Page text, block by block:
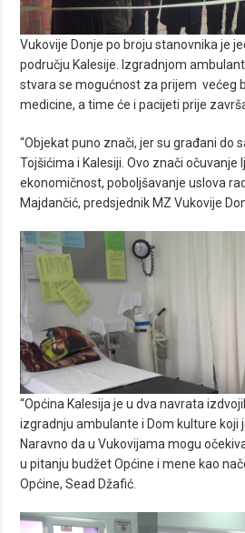
Vukovije Donje po broju stanovnika je
području Kalesije. Izgradnjom
stvara se mogućnost za prijem većeg
medicine, a time će i pacijeti prije
“Objekat puno znači, jer su građani do
Tojšićima i Kalesiji. Ovo znači očuvanje
ekonomičnost, poboljšavanje uslova
Majdančić, predsjednik MZ Vukovije
“Općina Kalesija je u dva navrata
izgradnju ambulante i Dom kulture koji
Naravno da u Vukovijama mogu
u pitanju budžet Općine i mene kao
Općine, Sead Džafić.